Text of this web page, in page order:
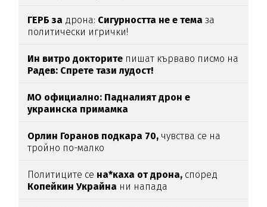
ГЕРБ за дрона: Сигурността не е темаза
политически игрички!
Ин витро докторите пишат кърваво писмо на
Радев: Спрете тази лудост!
МО официално: Падналият дрон е
украинска примамка
Орлин Горанов подкара 70, чувства се на
тройно по-малко
Политиците се на*каха от дрона, според
Копейкин Украйна ни напада